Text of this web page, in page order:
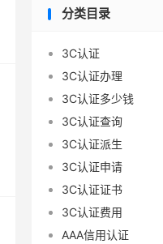
分类目录
3C认证
3C认证办理
3C认证多少钱
3C认证查询
3C认证派生
3C认证申请
3C认证证书
3C认证费用
AAA信用认证